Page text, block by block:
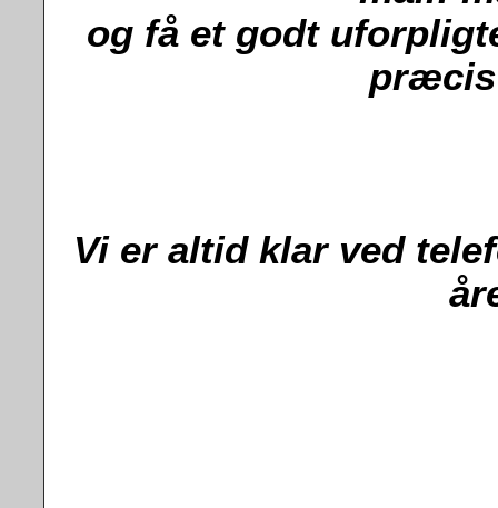
og få et godt
præcis
Vi er altid klar ved